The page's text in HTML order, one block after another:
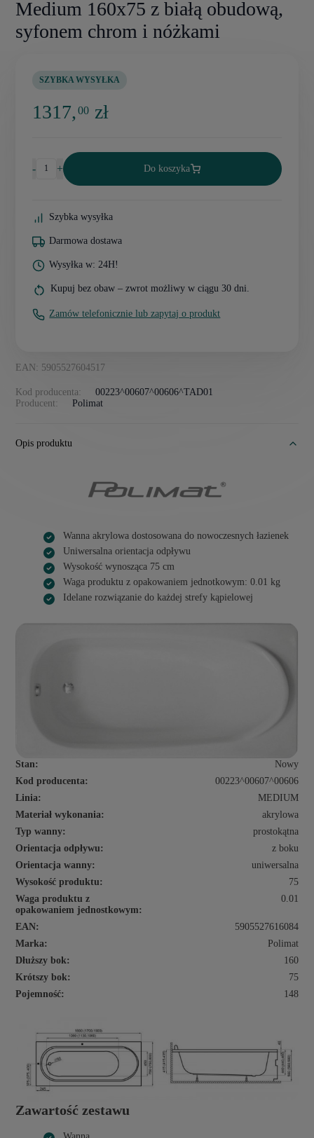
Medium 160x75 z białą obudową,
syfonem chrom i nóżkami
EAN: 5905527604517
Kod producenta:
00223^00607^00606^TAD01
Producent:
Polimat
SZYBKA WYSYŁKA
1317,00 zł
- + Do koszyka
Szybka wysyłka
Darmowa dostawa
Wysyłka w: 24H!
Kupuj bez obaw – zwrot możliwy w ciągu 30 dni.
Zamów telefonicznie lub zapytaj o produkt
Opis produktu
Wanna akrylowa dostosowana do nowoczesnych łazienek
Uniwersalna orientacja odpływu
Wysokość wynosząca 75 cm
Waga produktu z opakowaniem jednotkowym: 0.01 kg
Idelane rozwiązanie do każdej strefy kąpielowej
Stan:
Nowy
Kod producenta:
00223^00607^00606
Linia:
MEDIUM
Materiał wykonania:
akrylowa
Typ wanny:
prostokątna
Orientacja odpływu:
z boku
Orientacja wanny:
uniwersalna
Wysokość produktu:
75
Waga produktu z
opakowaniem jednostkowym:
0.01
EAN:
5905527616084
Marka:
Polimat
Dłuższy bok:
160
Krótszy bok:
75
Pojemność:
148
Zawartość zestawu